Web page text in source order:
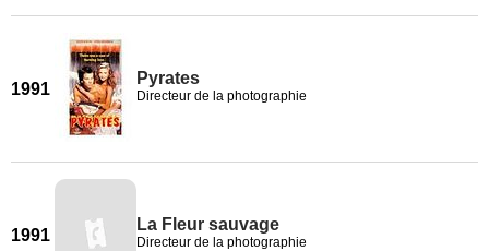
1991
Pyrates
Directeur de la photographie
1991
La Fleur sauvage
Directeur de la photographie